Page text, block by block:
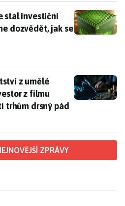
stal investiční nástroj. Zítra
stal investiční
dozvědět, jak se
z umělé inteligence?
z umělé
z filmu
trhům drsný pád
ZPRÁVY